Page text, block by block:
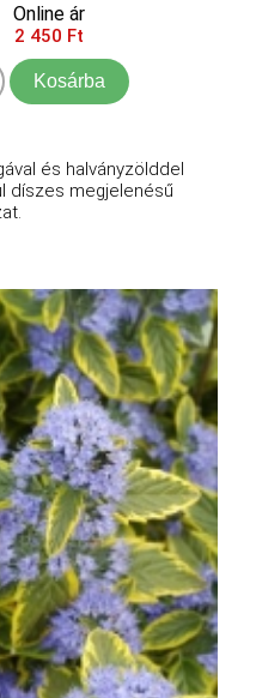
Online ár
2 450 Ft
Kosárba
és halványzölddel
díszes megjelenésű